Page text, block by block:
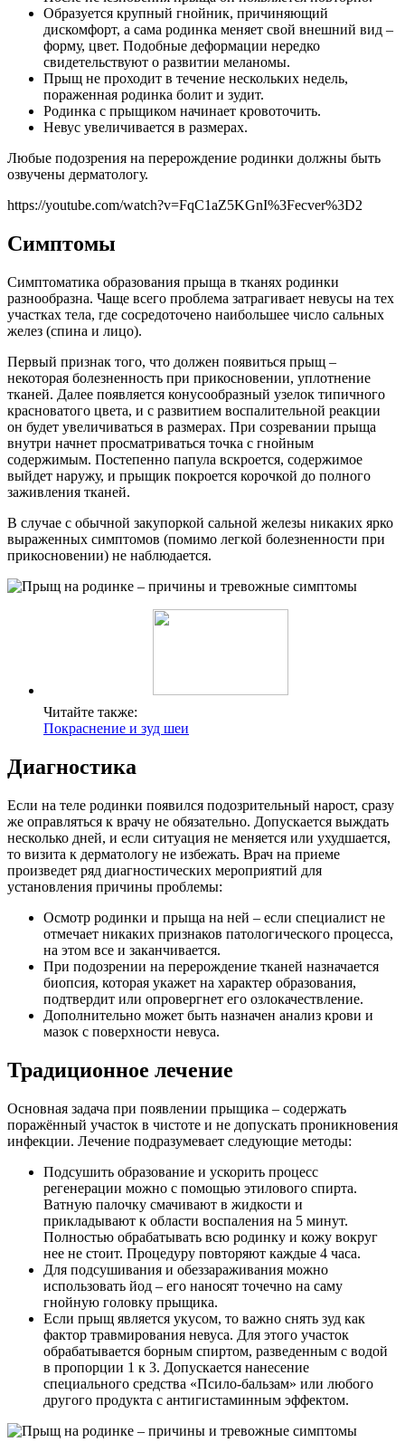
Образуется крупный гнойник, причиняющий
дискомфорт, а сама родинка меняет свой внешний вид –
форму, цвет. Подобные деформации нередко
свидетельствуют о развитии меланомы.
Прыщ не проходит в течение нескольких недель,
пораженная родинка болит и зудит.
Родинка с прыщиком начинает кровоточить.
Невус увеличивается в размерах.
Любые подозрения на перерождение родинки должны быть
озвучены дерматологу.
https://youtube.com/watch?v=FqC1aZ5KGnI%3Fecver%3D2
Симптомы
Симптоматика образования прыща в тканях родинки
разнообразна. Чаще всего проблема затрагивает невусы на тех
участках тела, где сосредоточено наибольшее число сальных
желез (спина и лицо).
Первый признак того, что должен появиться прыщ –
некоторая болезненность при прикосновении, уплотнение
тканей. Далее появляется конусообразный узелок типичного
красноватого цвета, и с развитием воспалительной реакции
он будет увеличиваться в размерах. При созревании прыща
внутри начнет просматриваться точка с гнойным
содержимым. Постепенно папула вскроется, содержимое
выйдет наружу, и прыщик покроется корочкой до полного
заживления тканей.
В случае с обычной закупоркой сальной железы никаких ярко
выраженных симптомов (помимо легкой болезненности при
прикосновении) не наблюдается.
Читайте также:
Покраснение и зуд шеи
Диагностика
Если на теле родинки появился подозрительный нарост, сразу
же оправляться к врачу не обязательно. Допускается выждать
несколько дней, и если ситуация не меняется или ухудшается,
то визита к дерматологу не избежать. Врач на приеме
произведет ряд диагностических мероприятий для
установления причины проблемы:
Осмотр родинки и прыща на ней – если специалист не
отмечает никаких признаков патологического процесса,
на этом все и заканчивается.
При подозрении на перерождение тканей назначается
биопсия, которая укажет на характер образования,
подтвердит или опровергнет его озлокачествление.
Дополнительно может быть назначен анализ крови и
мазок с поверхности невуса.
Традиционное лечение
Основная задача при появлении прыщика – содержать
поражённый участок в чистоте и не допускать проникновения
инфекции. Лечение подразумевает следующие методы:
Подсушить образование и ускорить процесс
регенерации можно с помощью этилового спирта.
Ватную палочку смачивают в жидкости и
прикладывают к области воспаления на 5 минут.
Полностью обрабатывать всю родинку и кожу вокруг
нее не стоит. Процедуру повторяют каждые 4 часа.
Для подсушивания и обеззараживания можно
использовать йод – его наносят точечно на саму
гнойную головку прыщика.
Если прыщ является укусом, то важно снять зуд как
фактор травмирования невуса. Для этого участок
обрабатывается борным спиртом, разведенным с водой
в пропорции 1 к 3. Допускается нанесение
специального средства «Псило-бальзам» или любого
другого продукта с антигистаминным эффектом.